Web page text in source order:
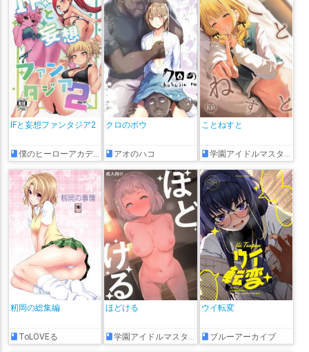
IFと妄想ファンタジア2
僕のヒーローアカデミア
クロのボウ
アオのハコ
ことねすと
学園アイドルマスター
籾岡の総集編
ToLOVEる
ほどける
学園アイドルマスター
ウイ転変
ブルーアーカイブ